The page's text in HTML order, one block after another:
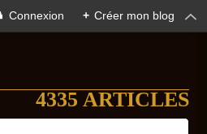
Connexion + Créer mon blog
4335 ARTICLES